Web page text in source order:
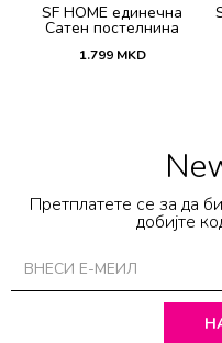
SF HOME единечна
Сатен постелнина
1.799 MKD
Претплатете се за да
добијте